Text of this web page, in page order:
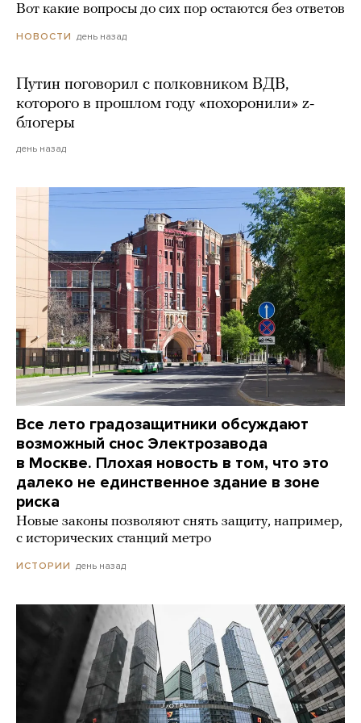
Вот какие вопросы до сих пор остаются без ответов
НОВОСТИ день назад
Путин поговорил с полковником ВДВ,
которого в прошлом году «похоронили» z-
блогеры
день назад
Все лето градозащитники обсуждают
возможный снос Электрозавода
в Москве. Плохая новость в том, что это
далеко не единственное здание в зоне
риска
Новые законы позволяют снять защиту, например,
с исторических станций метро
ИСТОРИИ день назад